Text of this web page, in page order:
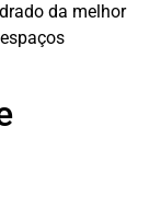
da melhor